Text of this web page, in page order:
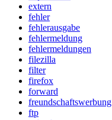
extern
fehler
fehlerausgabe
fehlermeldung
fehlermeldungen
filezilla
filter
firefox
forward
freundschaftswerbung
ftp